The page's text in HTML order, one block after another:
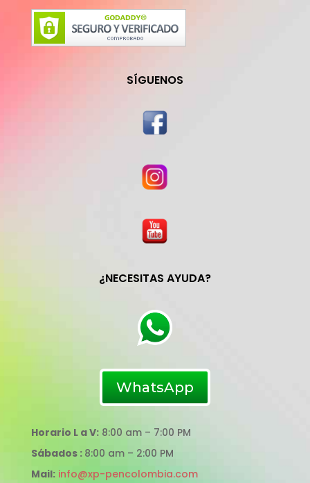
SÍGUENOS
¿NECESITAS AYUDA?
WhatsApp
Horario L a V:8:00 am – 7:00 PM
Sábados : 8:00 am – 2:00 PM
Mail: info@xp-pencolombia.com